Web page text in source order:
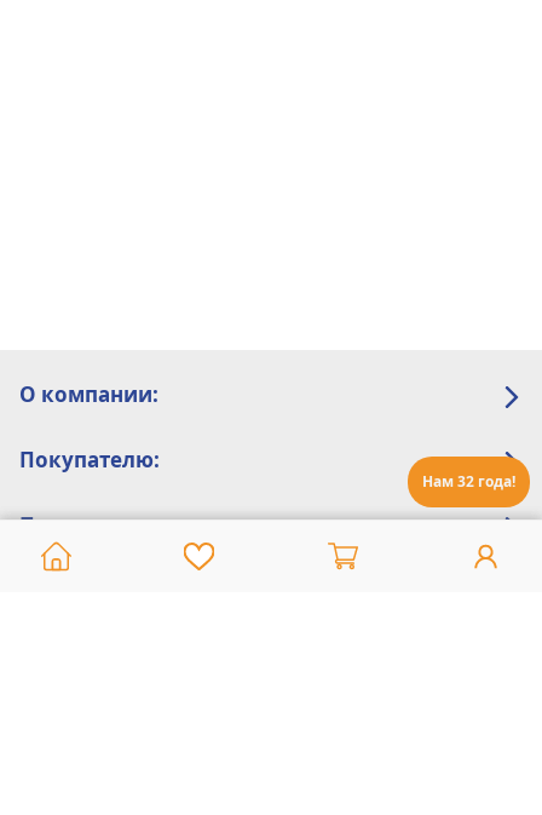
Нам 32 года!
О компании:
Покупателю:
Помощь: